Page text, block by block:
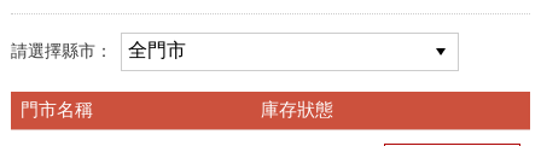
請選擇縣市：
門市名稱 庫存狀態